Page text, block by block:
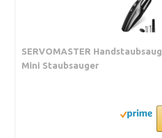
SERVOMASTER
Mini Staubsauger